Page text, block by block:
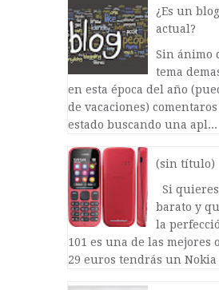
¿Es un
actual?
Sin ánimo
tema
en esta época del año
de vacaciones)
estado buscando una apl...
(sin título)
Si
barato y
la
101 es una de las mejores
29 euros tendrás un Nokia